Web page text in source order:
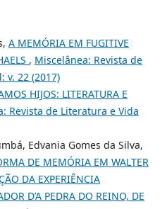
A MEMÓRIA EM FUGITIVE
, Miscelânea: Revista de
v. 22 (2017)
HIJOS: LITERATURA E
Revista de Literatura e Vida
Edvania Gomes da Silva,
DE MEMÓRIA EM WALTER
DA EXPERIÊNCIA
D’A PEDRA DO REINO, DE